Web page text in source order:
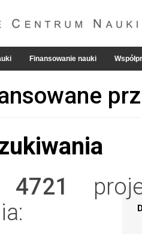
Finansowanie nauki
4721